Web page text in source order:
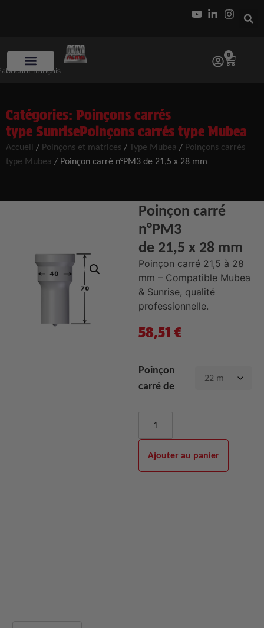
français
0
Catégories: Poinçons carrés
type SunrisePoinçons carrés type Mubea
Accueil / Poinçons et matrices / Type Mubea / Poinçons carrés
type Mubea / Poinçon carré n°PM3 de 21,5 x 28 mm
Poinçon carré
n°PM3
de 21,5 x 28 mm
Poinçon carré 21,5 à 28
mm – Compatible Mubea
& Sunrise, qualité
professionnelle.
58,51 €
Poinçon
carré de
Ajouter au panier